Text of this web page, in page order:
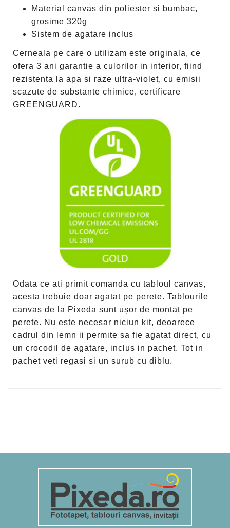
Material canvas din poliester si bumbac,
grosime 320g
Sistem de agatare inclus
Cerneala pe care o utilizam este originala, ce
ofera 3 ani garantie a culorilor in interior, fiind
rezistenta la apa si raze ultra-violet, cu emisii
scazute de substante chimice, certificare
GREENGUARD.
Odata ce ati primit comanda cu tabloul canvas,
acesta trebuie doar agatat pe perete. Tablourile
canvas de la Pixeda sunt ușor de montat pe
perete. Nu este necesar niciun kit, deoarece
cadrul din lemn ii permite sa fie agatat direct, cu
un crocodil de agatare, inclus in pachet. Tot in
pachet veti regasi si un surub cu diblu.